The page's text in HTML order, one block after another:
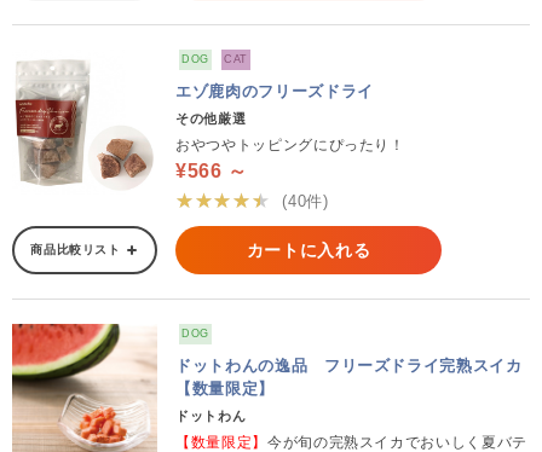
DOG CAT
エゾ鹿肉のフリーズドライ
その他厳選
おやつやトッピングにぴったり！
¥566 ～
★★★★★
(40件)
商品比較リスト カートに入れる
DOG
ドットわんの逸品 フリーズドライ完熟スイカ
【数量限定】
ドットわん
【数量限定】 今が旬の完熟スイカでおいしく夏バテ